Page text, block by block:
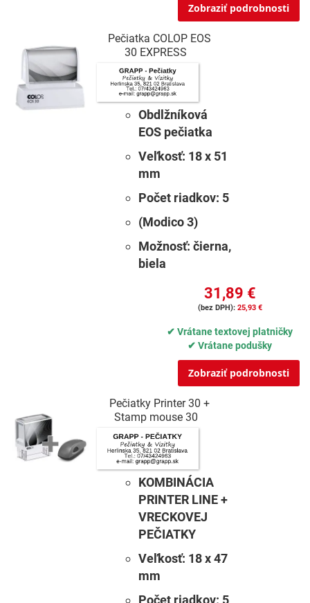
Zobraziť podrobnosti
Pečiatka COLOP EOS
30 EXPRESS
Obdlžníková
EOS pečiatka
Veľkosť: 18 x 51
mm
Počet riadkov: 5
(Modico 3)
Možnosť: čierna,
biela
31,89 €
25,93 €
✔ Vrátane textovej platničky
✔ Vrátane podušky
Zobraziť podrobnosti
Pečiatky Printer 30 +
Stamp mouse 30
KOMBINÁCIA
PRINTER LINE +
VRECKOVEJ
PEČIATKY
Veľkosť: 18 x 47
mm
Počet riadkov: 5